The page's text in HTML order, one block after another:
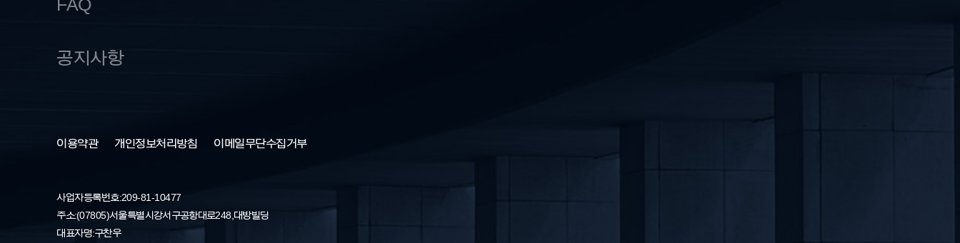
공지사항
이용약관 개인정보처리방침 이메일무단수집거부
사업자등록번호: 209-81-10477
주소 : (07805) 서울특별시 강서구 공항대로 248, 대방빌딩
대표자명 : 구찬우